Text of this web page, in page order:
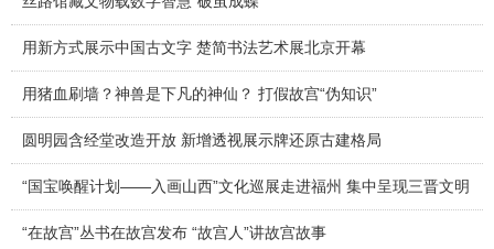
用新方式展示中国古文字 楚简书法艺术展北京开幕
用猪血刷墙？神兽是下凡的神仙？ 打假故宫“伪知识”
圆明园含经堂改造开放 新增透视展示牌还原古建格局
“国宝唤醒计划——入画山西”文化巡展走进福州 集中呈现三晋文明
“在故宫”丛书在故宫发布 “故宫人”讲故宫故事